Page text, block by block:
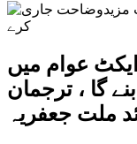
عوام میں
گا ، ترجمان
ملت جعفریہ